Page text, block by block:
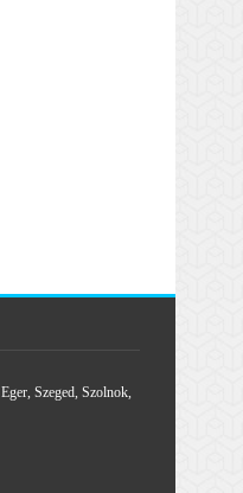
Eger, Szeged, Szolnok,